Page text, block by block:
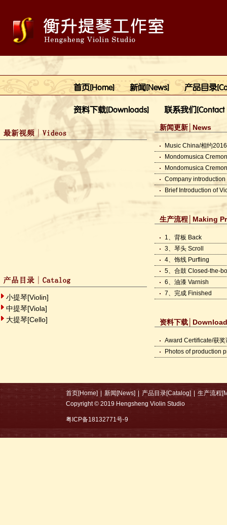
首页[Home] 新闻[News] 产品目录
资料下载[Downloads] 联系我们[Contact
小提琴[Violin]
中提琴[Viola]
大提琴[Cello]
新闻更新 │News
Music China/相约
Mondomusica
Mondomusica
Company
Brief Introduction of
生产流程 │Making
1、背板 Back
3、琴头 Scroll
4、饰线 Purfling
5、合鼓 Closed-the-
6、油漆 Varnish
7、完成 Finished
资料下载
Award Certificate/获奖
Photos of
首页[Home] 新闻[News] 产品目录[Catalog]
生产流程
Copyright © 2019 Hengsheng Violin Studio
粤ICP备18132771号-9